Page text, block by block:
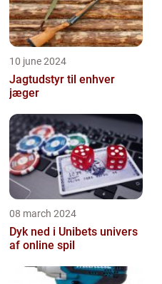
10 june 2024
Jagtudstyr til enhver
jæger
08 march 2024
Dyk ned i Unibets univers
af online spil